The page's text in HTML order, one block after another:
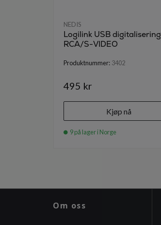
NEDIS
Logilink USB digitalisering
RCA/S-VIDEO
Produktnummer: 3402
495 kr
Kjøp nå
9 på lager i Norge
Om oss